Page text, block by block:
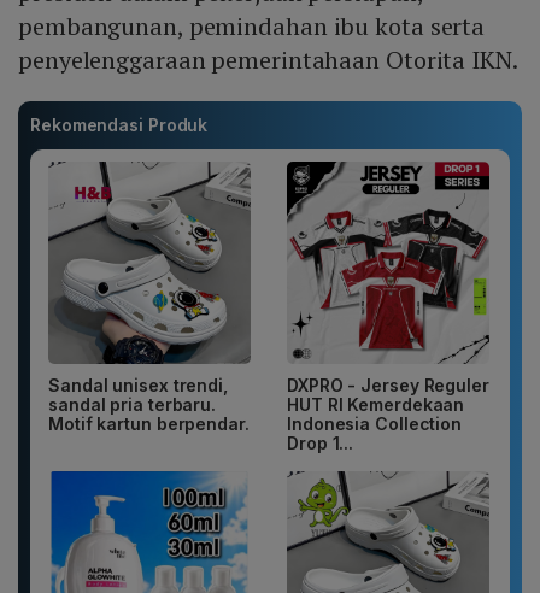
pembangunan, pemindahan ibu kota serta
penyelenggaraan pemerintahaan Otorita IKN.
Rekomendasi Produk
Sandal unisex trendi,
sandal pria terbaru.
Motif kartun berpendar.
DXPRO - Jersey Reguler
HUT RI Kemerdekaan
Indonesia Collection
Drop 1...